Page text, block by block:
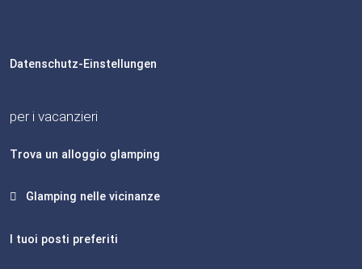
Datenschutz-Einstellungen
per i vacanzieri
Trova un alloggio glamping
Glamping nelle vicinanze
I tuoi posti preferiti